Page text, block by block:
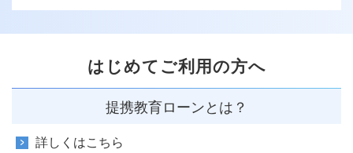
はじめてご利用の方へ
提携教育ローンとは？
詳しくはこちら